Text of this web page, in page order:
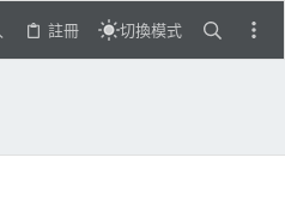
註冊 切換模式